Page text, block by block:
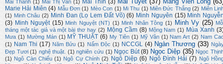
Mai Thanh (1) Mai Thị Vân (1) Mai Thìn (3)
Marie Hải Miên (4) Mẫu Đơn (1) Mèo Con (1) Mi Thu (1) Miên Đức Thắng (2) Miên
(1) Minh Châu (2) Minh Đan (Lọ Lem Đất Võ) (6) Minh Nguyên (15) Minh
(3) Minh Nguyệt (15) Minh Nguyệt (NT) (1) Minh Nhân Tông (1) Minh Vy (25)
tháng một tác giả và một bài thơ hay (2) Mộng Cầm (8) Mộng Nam (1) Mùa Xanh
Mưa (1) Mường Mán (1) MỸ THUẬT (6) My Tiên (1) Mỹ Vân (1) Nam Art (2) Nam
(1) Nam Thi (17) Năm Bửu (1) Nấm Độc (1) NCCGL (4) Ngàn Thương (33)
Đẹp Tươi (1) nghệ thuật. (1) nghiên cứu (1) Ngọc Bút (8) Ngọc Diệp (35) Ngọc
(1) Ngô Càn Chiểu (1) Ngô Cự Chính (2) Ngô Diệp (6) Ngô Đình Hải (7) Ngô